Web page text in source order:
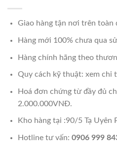
Giao hàng tận nơi trên toàn
Hàng mới 100% chưa qua
Hàng chính hãng theo
Quy cách kỹ thuật: xem chi
Hoá đơn chứng từ đầy đủ
2.000.000VNĐ.
Kho hàng tại :90/5 Tạ Uyên
Hotline tư vấn: 0906 999